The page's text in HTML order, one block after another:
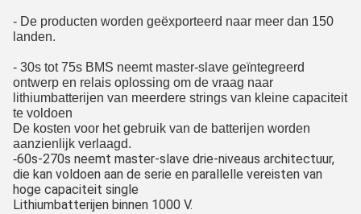
- De producten worden geëxporteerd naar meer dan 150
landen.
- 30s tot 75s BMS neemt master-slave geïntegreerd
ontwerp en relais oplossing om de vraag naar
lithiumbatterijen van meerdere strings van kleine capaciteit
te voldoen
De kosten voor het gebruik van de batterijen worden
aanzienlijk verlaagd.
-60s-270s neemt master-slave drie-niveaus architectuur,
die kan voldoen aan de serie en parallelle vereisten van
hoge capaciteit single
Lithiumbatterijen binnen 1000 V.